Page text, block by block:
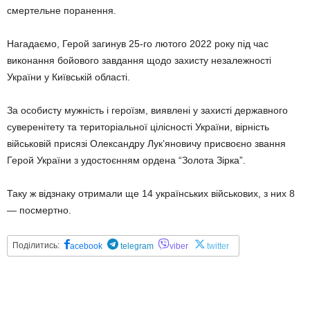
смертельне поранення.
Нагадаємо, Герой загинув 25-го лютого 2022 року під час
виконання бойового завдання щодо захисту незалежності
України у Київській області.
За особисту мужність і героїзм, виявлені у захисті державного
суверенітету та територіальної цілісності України, вірність
військовій присязі Олександру Лук’яновичу присвоєно звання
Герой України з удостоєнням ордена “Золота Зірка”.
Таку ж відзнаку отримали ще 14 українських військових, з них 8
— посмертно.
Поділитись: acebook telegram viber twitter